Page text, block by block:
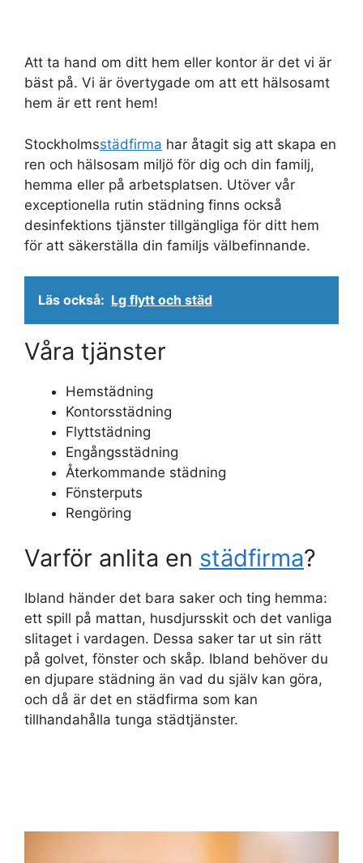
Att ta hand om ditt hem eller kontor är det vi är
bäst på. Vi är övertygade om att ett hälsosamt
hem är ett rent hem!
Stockholmsstädfirma har åtagit sig att skapa en
ren och hälsosam miljö för dig och din familj,
hemma eller på arbetsplatsen. Utöver vår
exceptionella rutin städning finns också
desinfektions tjänster tillgängliga för ditt hem
för att säkerställa din familjs välbefinnande.
Läs också: Lg flytt och städ
Våra tjänster
Hemstädning
Kontorsstädning
Flyttstädning
Engångsstädning
Återkommande städning
Fönsterputs
Rengöring
Varför anlita en städfirma?
Ibland händer det bara saker och ting hemma:
ett spill på mattan, husdjursskit och det vanliga
slitaget i vardagen. Dessa saker tar ut sin rätt
på golvet, fönster och skåp. Ibland behöver du
en djupare städning än vad du själv kan göra,
och då är det en städfirma som kan
tillhandahålla tunga städtjänster.